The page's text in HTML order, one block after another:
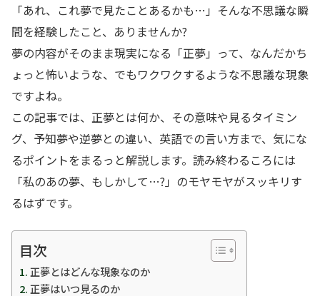
「あれ、これ夢で見たことあるかも…」そんな不思議な瞬
間を経験したこと、ありませんか?
夢の内容がそのまま現実になる「正夢」って、なんだかち
ょっと怖いような、でもワクワクするような不思議な現象
ですよね。
この記事では、正夢とは何か、その意味や見るタイミン
グ、予知夢や逆夢との違い、英語での言い方まで、気にな
るポイントをまるっと解説します。読み終わるころには
「私のあの夢、もしかして…?」のモヤモヤがスッキリす
るはずです。
目次
正夢とはどんな現象なのか
正夢はいつ見るのか